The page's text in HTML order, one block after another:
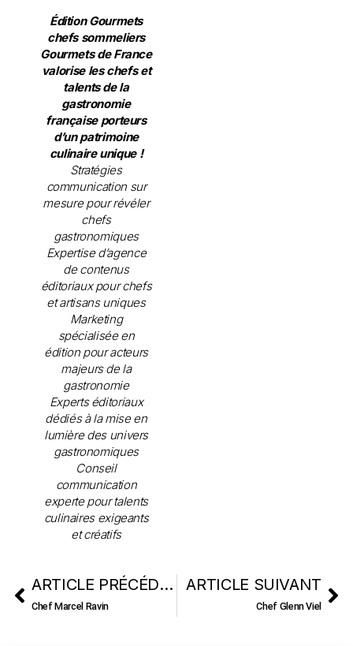
Édition Gourmets
chefs sommeliers
Gourmets de France
valorise les chefs et
talents de la
gastronomie
française porteurs
d’un patrimoine
culinaire unique !
Stratégies
communication sur
mesure pour révéler
chefs
gastronomiques
Expertise d’agence
de contenus
éditoriaux pour chefs
et artisans uniques
Marketing
spécialisée en
édition pour acteurs
majeurs de la
gastronomie
Experts éditoriaux
dédiés à la mise en
lumière des univers
gastronomiques
Conseil
communication
experte pour talents
culinaires exigeants
et créatifs
ARTICLE PRÉCÉDENT
Chef Marcel Ravin
ARTICLE SUIVANT
Chef Glenn Viel